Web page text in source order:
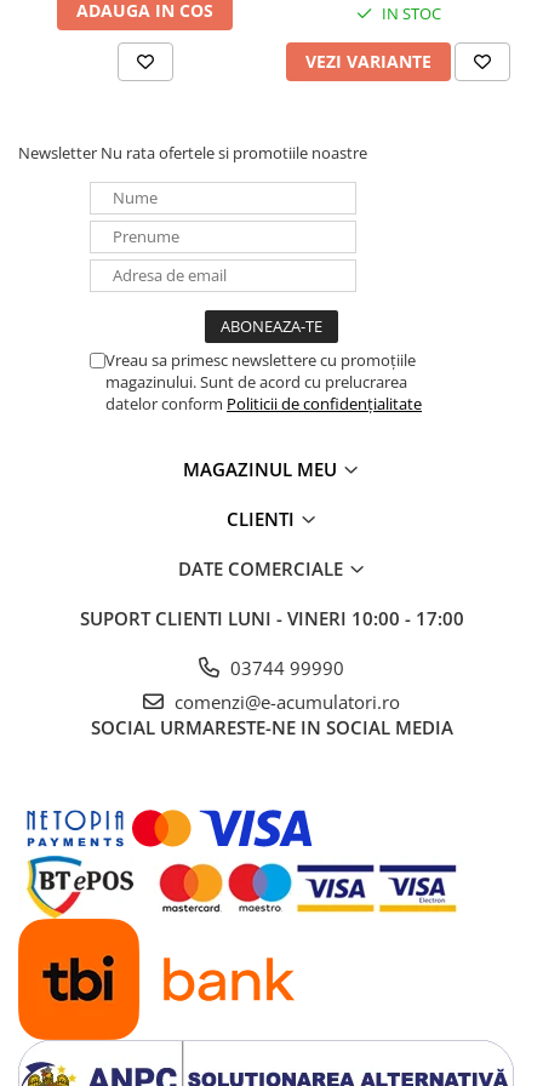
Redresoare, incarcatoare si testere
Redresoare auto, moto, barci si
UPS pentru centrale termice si
sisteme de urgenta - acumulator
UPS Calculatoare si Servere
UPS Trifazat
Stabilizatoare Tensiune
PDUs unitati de distributie a
energiei electrice
Cabinete baterii
Racire/Incalzire
structurata
Sigurante
Tablouri electrice
Lumina (Becuri si Lanterne)
Laptop & PC accesorii, baterii,
cabluri USB, prelungitoare USB
Cablu de date si Adaptoare
Solutii solare portabile
Lichidare de stoc
ADAUGA IN COS IN STOC
VEZI VARIANTE
Newsletter Nu rata ofertele si promotiile noastre
Vreau sa primesc newslettere cu promoțiile
magazinului. Sunt de acord cu prelucrarea
datelor conform Politicii de confidențialitate
MAGAZINUL MEU
CLIENTI
DATE COMERCIALE
SUPORT CLIENTI LUNI - VINERI 10:00 - 17:00
03744 99990
comenzi@e-acumulatori.ro
SOCIAL URMARESTE-NE IN SOCIAL MEDIA